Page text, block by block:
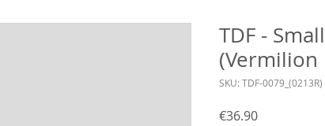
TDF -
(Vermilion
SKU: TDF-0079_(0213R)
€36.90Price